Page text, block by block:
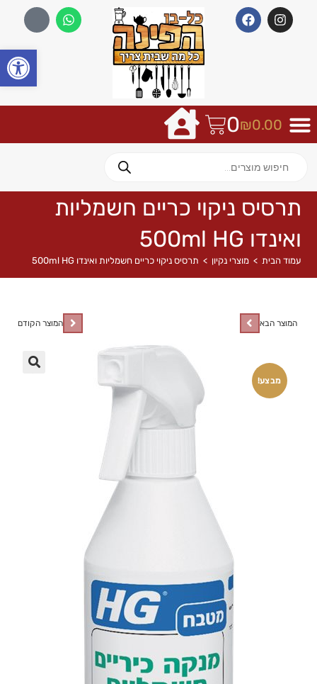
₪0.00
0
תרסיס ניקוי כריים חשמליות
ואינדו 500ml HG
עמוד הבית > מוצרי נקיון > תרסיס ניקוי כריים חשמליות ואינדו 500ml HG
מבצע!
המוצר הקודם המוצר הבא